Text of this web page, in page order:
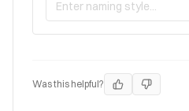
Was this helpful?